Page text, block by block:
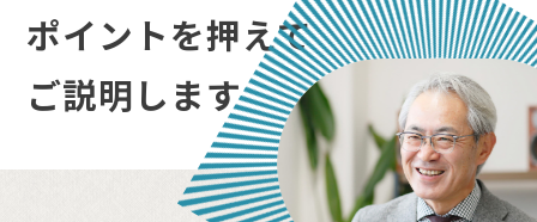
ポイントを押えて
ご説明します